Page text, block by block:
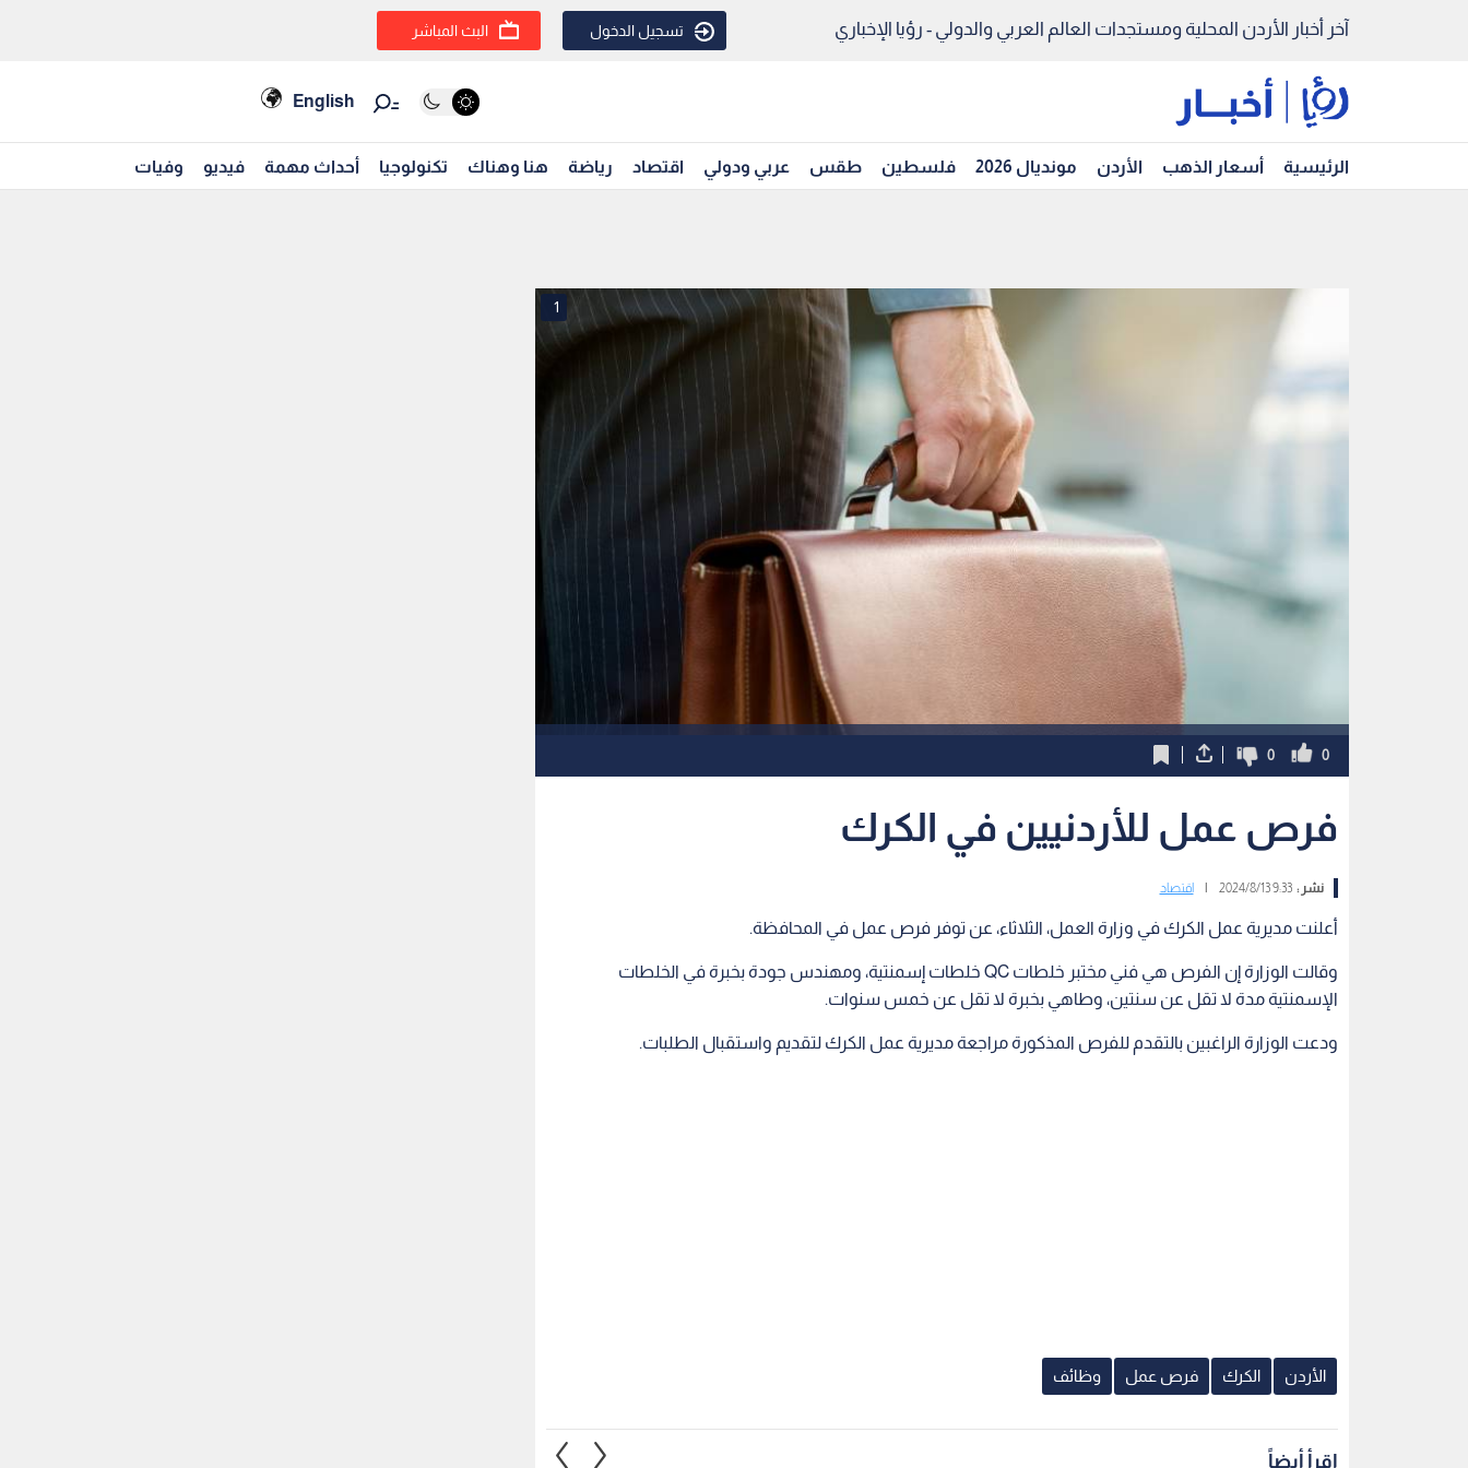
آخر أخبار الأردن المحلية ومستجدات العالم العربي والدولي - رؤيا الإخباري تسجيل الدخول البث المباشر
English
الرئيسية أسعار الذهب الأردن مونديال 2026 فلسطين طقس عربي ودولي اقتصاد رياضة هنا وهناك تكنولوجيا أحداث مهمة فيديو وفيات
1
0
0
فرص عمل للأردنيين في الكرك
نشر :9:33 2024/8/13 اقتصاد
أعلنت مديرية عمل الكرك في وزارة العمل، الثلاثاء، عن توفر فرص عمل في المحافظة.
وقالت الوزارة إن الفرص هي فني مختبر خلطات QC خلطات إسمنتية، ومهندس جودة بخبرة في الخلطات
الإسمنتية مدة لا تقل عن سنتين، وطاهي بخبرة لا تقل عن خمس سنوات.
ودعت الوزارة الراغبين بالتقدم للفرص المذكورة مراجعة مديرية عمل الكرك لتقديم واستقبال الطلبات.
الأردن الكرك فرص عمل وظائف
اقرأ أيضاً